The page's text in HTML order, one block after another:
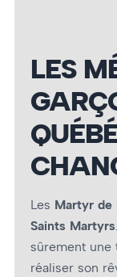
LES
Les Martyr de
Saints Martyrs
sûrement une
réaliser son